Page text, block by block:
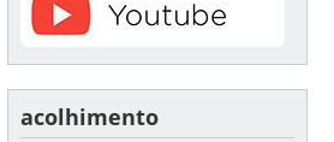
acolhimento